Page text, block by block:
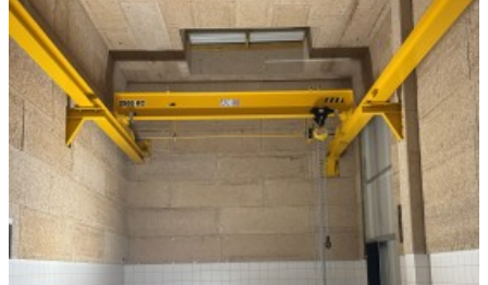
Quand le manuel reste la meilleure solution
LIRE LA SUITE